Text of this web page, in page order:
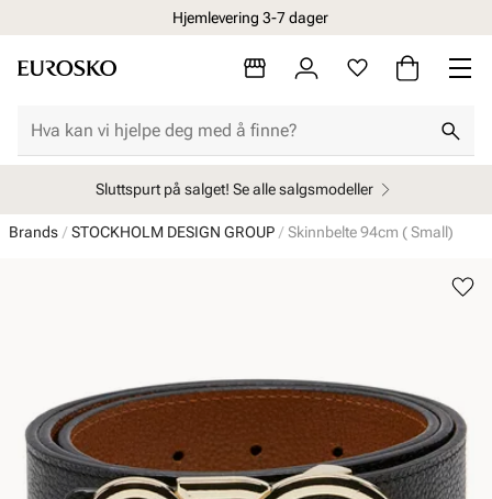
Hjemlevering 3-7 dager
Sluttspurt på salget! Se alle salgsmodeller
Brands STOCKHOLM DESIGN GROUP Skinnbelte 94cm ( Small)